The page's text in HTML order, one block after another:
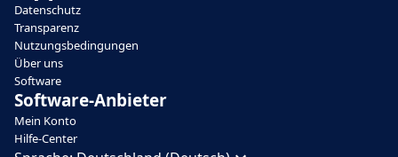
Datenschutz
Transparenz
Nutzungsbedingungen
Über uns
Software
Software-Anbieter
Mein Konto
Hilfe-Center